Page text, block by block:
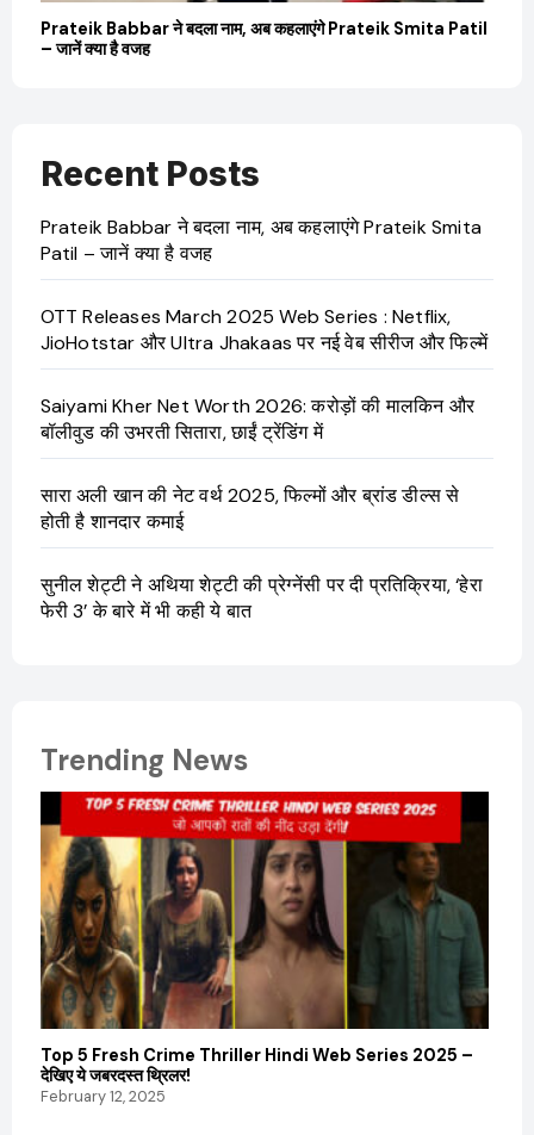
Prateik Babbar ने बदला नाम, अब कहलाएंगे Prateik Smita Patil
– जानें क्या है वजह
Recent Posts
Prateik Babbar ने बदला नाम, अब कहलाएंगे Prateik Smita
Patil – जानें क्या है वजह
OTT Releases March 2025 Web Series : Netflix,
JioHotstar और Ultra Jhakaas पर नई वेब सीरीज और फिल्में
Saiyami Kher Net Worth 2026: करोड़ों की मालकिन और
बॉलीवुड की उभरती सितारा, छाईं ट्रेंडिंग में
सारा अली खान की नेट वर्थ 2025, फिल्मों और ब्रांड डील्स से
होती है शानदार कमाई
सुनील शेट्टी ने अथिया शेट्टी की प्रेग्नेंसी पर दी प्रतिक्रिया, ‘हेरा
फेरी 3’ के बारे में भी कही ये बात
Trending News
Top 5 Fresh Crime Thriller Hindi Web Series 2025 –
देखिए ये जबरदस्त थ्रिलर!
February 12, 2025